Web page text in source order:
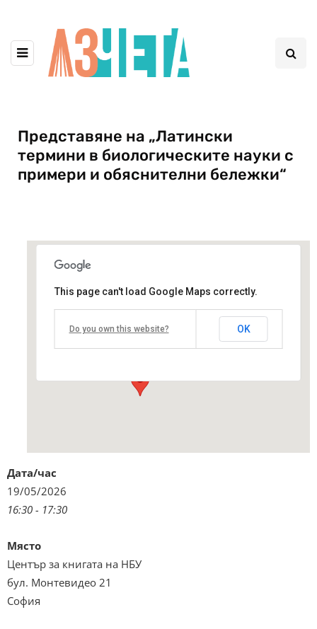
Представяне на „Латински
термини в биологическите науки с
примери и обяснителни бележки“
Център за книгата на НБУ
бул. Монтевидео 21 - София
This page can't load Google Maps correctly.
Do you own this website? OK
Дата/час
19/05/2026
16:30 - 17:30
Място
Център за книгата на НБУ
бул. Монтевидео 21
София